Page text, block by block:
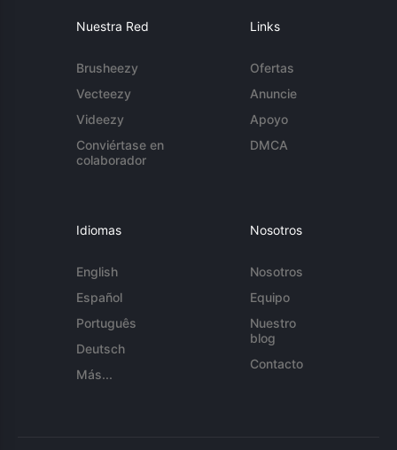
Nuestra Red
Brusheezy
Vecteezy
Videezy
Conviértase en
colaborador
Links
Ofertas
Anuncie
Apoyo
DMCA
Idiomas
English
Español
Português
Deutsch
Más...
Nosotros
Nosotros
Equipo
Nuestro
blog
Contacto